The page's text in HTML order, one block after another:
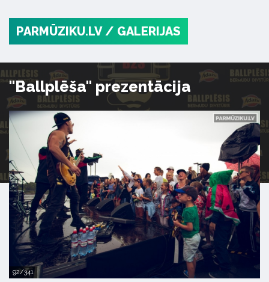
PARMŪZIKU.LV / GALERIJAS
"Ballplēša" prezentācija
92/341